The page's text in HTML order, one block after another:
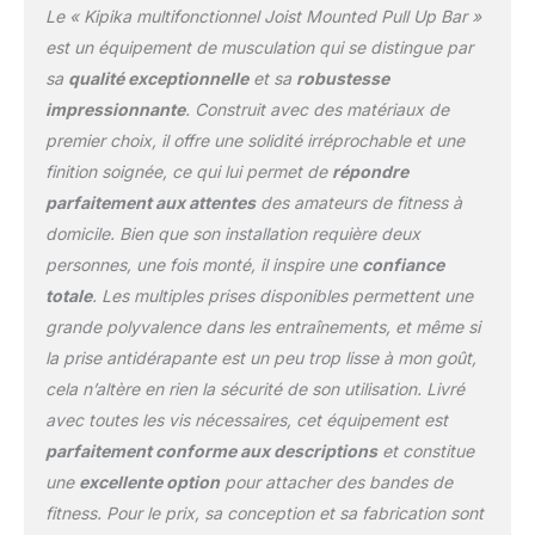
pour activer votre dos,
vos épaules, votre
poitrine, vos bras et vos
More Variety To Your
Routine】La barre de
traction est livrée avec 2
anneaux solides des
permettent de connecter
d'autres accessoires
d'entraînement, tels que
des sangles de
d'entraînement, des
sangles de yoga ou des
sacs de frappe. Vous
pouvez créer votre
d'entraînement
personnalisé et passer
Le « Kipika multifonctionnel Joist Mounted Pull Up Bar »
est un équipement de musculation qui se distingue par
sa qualité exceptionnelleet sa robustesse
impressionnante. Construit avec des matériaux de
premier choix, il offre une solidité irréprochable et une
finition soignée, ce qui lui permet de répondre
parfaitement aux attentesdes amateurs de fitness à
domicile. Bien que son installation requière deux
personnes, une fois monté, il inspire une confiance
totale. Les multiples prises disponibles permettent une
grande polyvalence dans les entraînements, et même si
la prise antidérapante est un peu trop lisse à mon goût,
cela n’altère en rien la sécurité de son utilisation. Livré
avec toutes les vis nécessaires, cet équipement est
parfaitement conforme aux descriptionset constitue
une excellente optionpour attacher des bandes de
fitness. Pour le prix, sa conception et sa fabrication sont